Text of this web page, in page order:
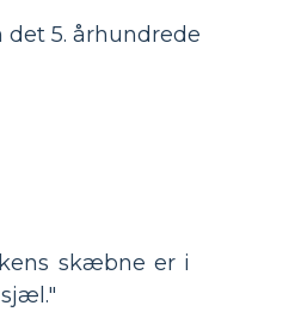
5. århundrede
skæbne er i